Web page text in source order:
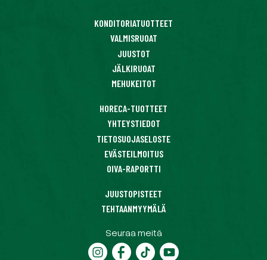
KONDITORIATUOTTEET
VALMISRUOAT
JUUSTOT
JÄLKIRUOAT
MEHUKEITOT
HORECA-TUOTTEET
YHTEYSTIEDOT
TIETOSUOJASELOSTE
EVÄSTEILMOITUS
OIVA-RAPORTTI
JUUSTOPISTEET
TEHTAANMYYMÄLÄ
Seuraa meitä